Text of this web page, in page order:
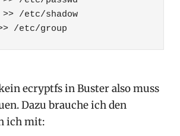
>> /etc/shadow
/etc/group
ecryptfs in Buster also muss
Dazu brauche ich den
ich mit: